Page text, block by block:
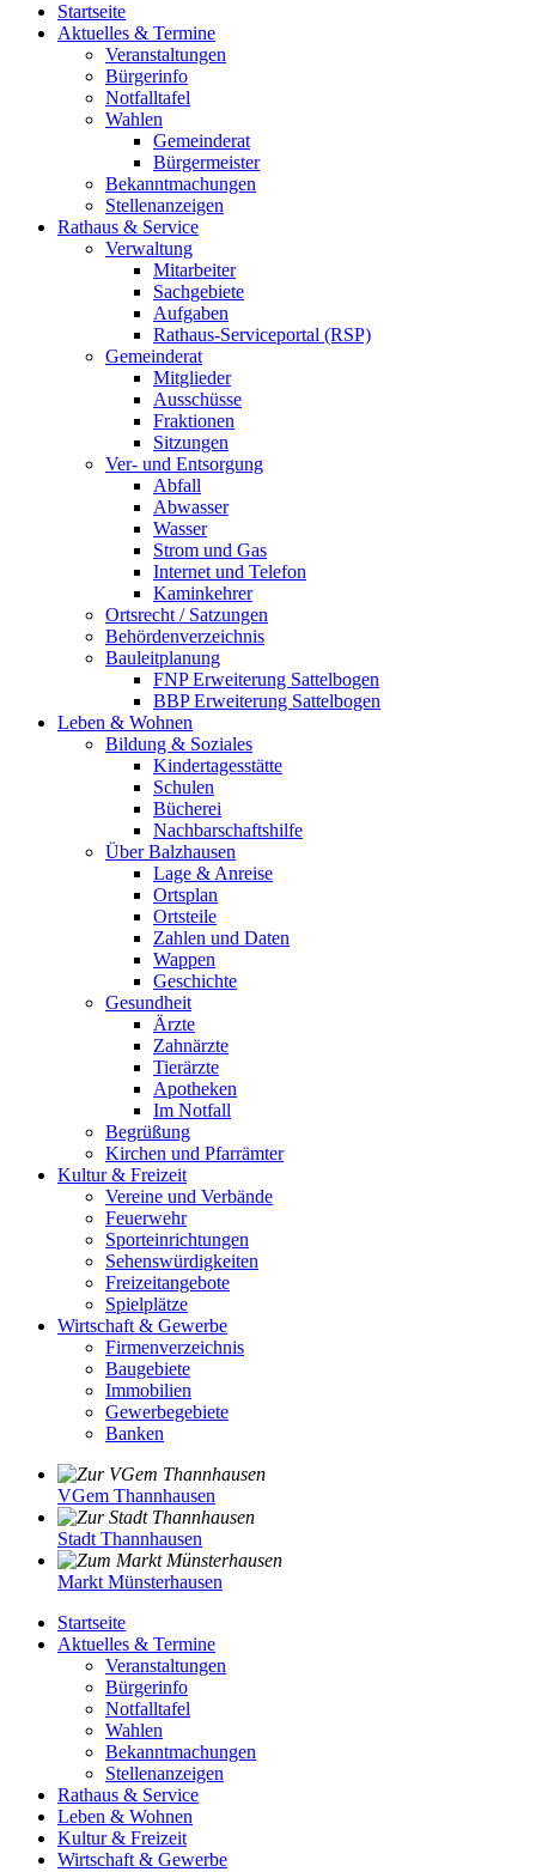
Startseite
Aktuelles & Termine
Veranstaltungen
Bürgerinfo
Notfalltafel
Wahlen
Gemeinderat
Bürgermeister
Bekanntmachungen
Stellenanzeigen
Rathaus & Service
Verwaltung
Mitarbeiter
Sachgebiete
Aufgaben
Rathaus-Serviceportal (RSP)
Gemeinderat
Mitglieder
Ausschüsse
Fraktionen
Sitzungen
Ver- und Entsorgung
Abfall
Abwasser
Wasser
Strom und Gas
Internet und Telefon
Kaminkehrer
Ortsrecht / Satzungen
Behördenverzeichnis
Bauleitplanung
FNP Erweiterung Sattelbogen
BBP Erweiterung Sattelbogen
Leben & Wohnen
Bildung & Soziales
Kindertagesstätte
Schulen
Bücherei
Nachbarschaftshilfe
Über Balzhausen
Lage & Anreise
Ortsplan
Ortsteile
Zahlen und Daten
Wappen
Geschichte
Gesundheit
Ärzte
Zahnärzte
Tierärzte
Apotheken
Im Notfall
Begrüßung
Kirchen und Pfarrämter
Kultur & Freizeit
Vereine und Verbände
Feuerwehr
Sporteinrichtungen
Sehenswürdigkeiten
Freizeitangebote
Spielplätze
Wirtschaft & Gewerbe
Firmenverzeichnis
Baugebiete
Immobilien
Gewerbegebiete
Banken
VGem Thannhausen
Stadt Thannhausen
Markt Münsterhausen
Startseite
Aktuelles & Termine
Veranstaltungen
Bürgerinfo
Notfalltafel
Wahlen
Bekanntmachungen
Stellenanzeigen
Rathaus & Service
Leben & Wohnen
Kultur & Freizeit
Wirtschaft & Gewerbe